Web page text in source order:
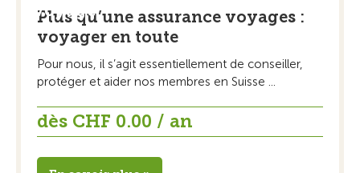
voyage
Plus qu’une assurance voyages :
voyager en toute
Pour nous, il s’agit essentiellement de conseiller,
protéger et aider nos membres en Suisse ...
dès CHF 0.00 / an